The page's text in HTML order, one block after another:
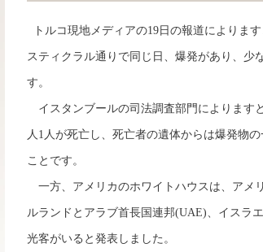
トルコ現地メディアの19日の報道によりま
スティクラル通りで同じ日、爆発があり、少
す。
イスタンブールの司法調査部門によります
人1人が死亡し、死亡者の遺体からは爆発物
ことです。
一方、アメリカのホワイトハウスは、アメ
ルランドとアラブ首長国連邦(UAE)、イスラ
光客がいると発表しました。